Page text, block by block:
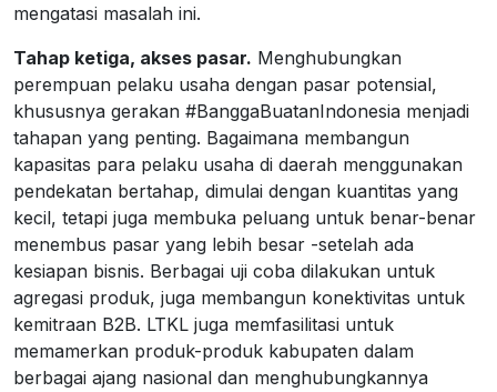
mengatasi masalah ini.
Tahap ketiga, akses pasar. Menghubungkan
perempuan pelaku usaha dengan pasar potensial,
khususnya gerakan #BanggaBuatanIndonesia menjadi
tahapan yang penting. Bagaimana membangun
kapasitas para pelaku usaha di daerah menggunakan
pendekatan bertahap, dimulai dengan kuantitas yang
kecil, tetapi juga membuka peluang untuk benar-benar
menembus pasar yang lebih besar -setelah ada
kesiapan bisnis. Berbagai uji coba dilakukan untuk
agregasi produk, juga membangun konektivitas untuk
kemitraan B2B. LTKL juga memfasilitasi untuk
memamerkan produk-produk kabupaten dalam
berbagai ajang nasional dan menghubungkannya